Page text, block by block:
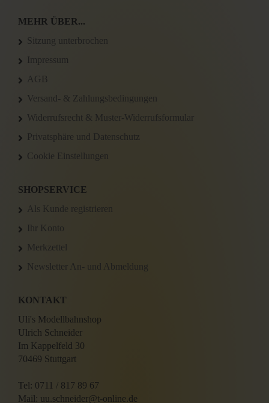
MEHR ÜBER...
Sitzung unterbrochen
Impressum
AGB
Versand- & Zahlungsbedingungen
Widerrufsrecht & Muster-Widerrufsformular
Privatsphäre und Datenschutz
Cookie Einstellungen
SHOPSERVICE
Als Kunde registrieren
Ihr Konto
Merkzettel
Newsletter An- und Abmeldung
KONTAKT
Uli's Modellbahnshop
Ulrich Schneider
Im Kappelfeld 30
70469 Stuttgart
Tel: 0711 / 817 89 67
Mail: uu.schneider@t-online.de